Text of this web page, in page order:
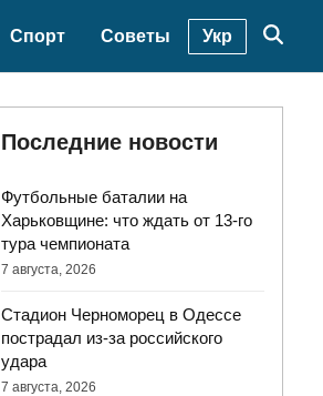
Спорт Советы Укр
Последние новости
Футбольные баталии на
Харьковщине: что ждать от 13-го
тура чемпионата
7 августа, 2026
Стадион Черноморец в Одессе
пострадал из-за российского
удара
7 августа, 2026